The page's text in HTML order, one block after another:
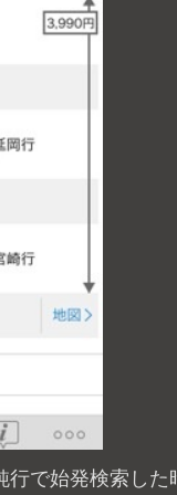
で始発検索した